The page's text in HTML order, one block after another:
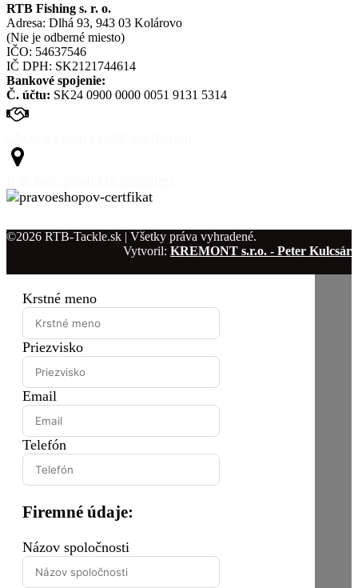
RTB Fishing s. r. o.
Adresa: Dlhá 93, 943 03 Kolárovo
(Nie je odberné miesto)
IČO: 54637546
IČ DPH: SK2121744614
Bankové spojenie:
Č. účtu: SK24 0900 0000 0051 9131 5314
©2026 RTB-Tackle.sk | Všetky práva vyhradené.
Vytvoril: KREMONT s.r.o. - Peter Kulcsár
Krstné meno
Priezvisko
Email
Telefón
Firemné údaje:
Názov spoločnosti